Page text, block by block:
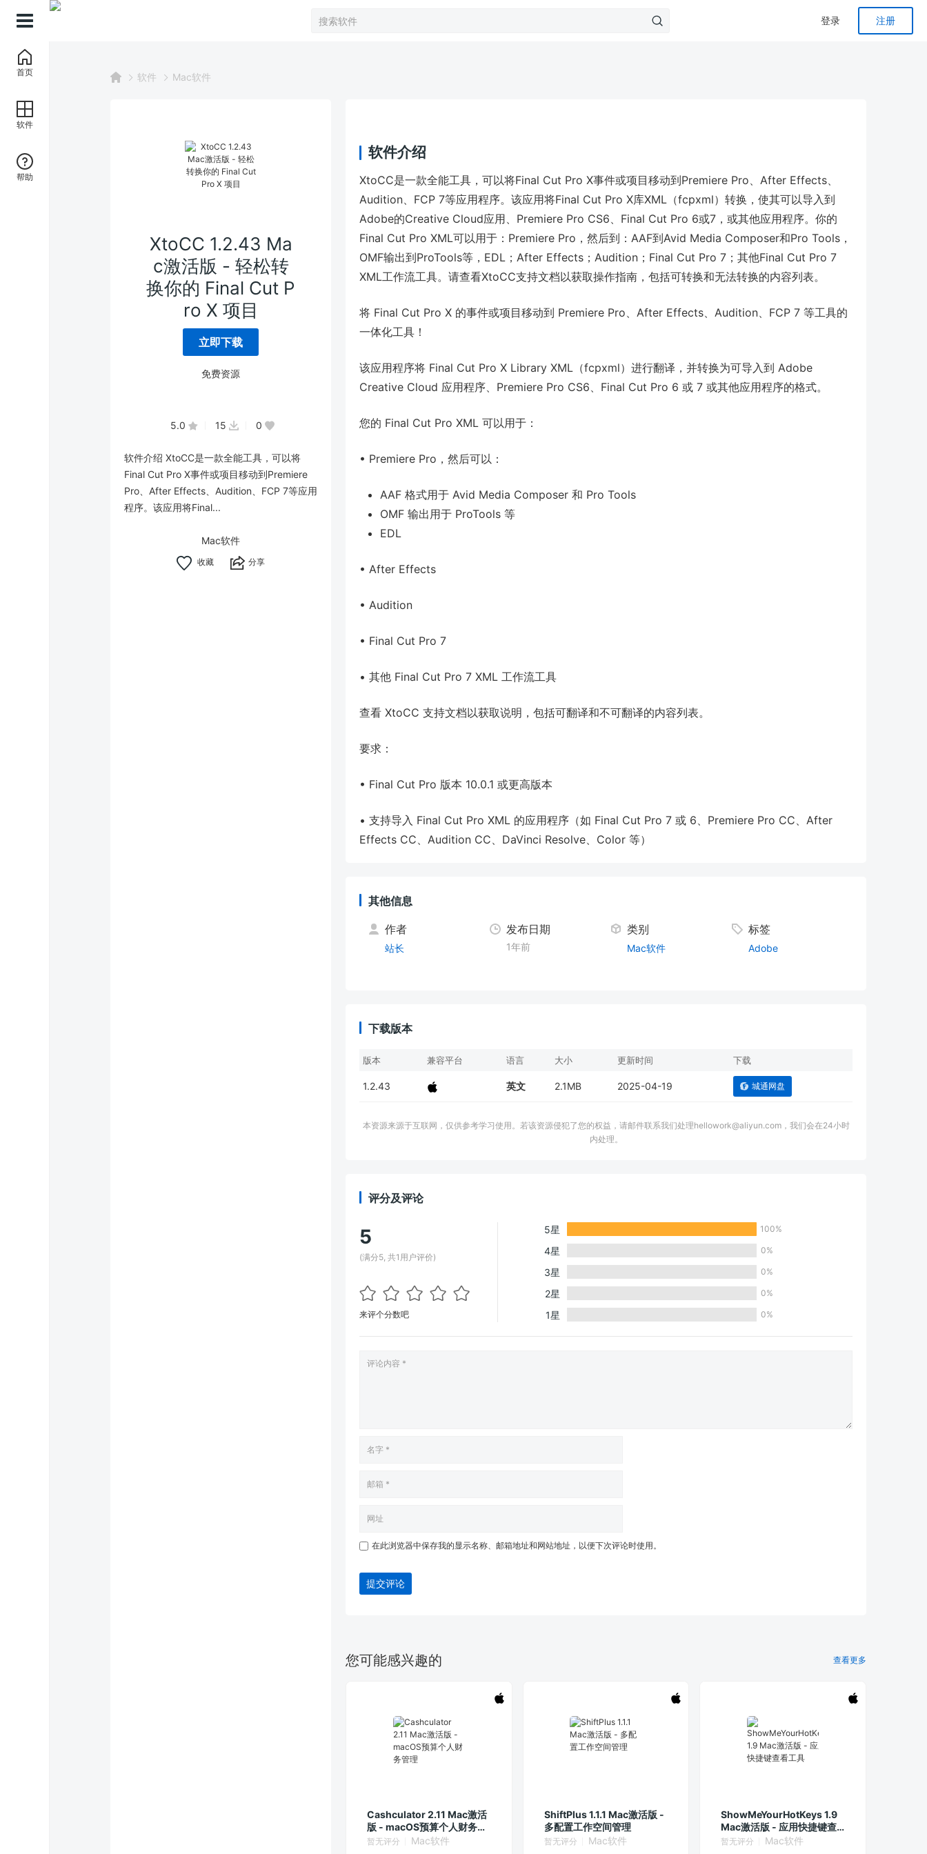
登录 注册
软件 Mac软件
XtoCC 1.2.43 Ma
c激活版 - 轻松转
换你的 Final Cut P
ro X 项目
立即下载
免费资源
5.0 15 0
软件介绍 XtoCC是一款全能工具，可以将
Final Cut Pro X事件或项目移动到Premiere
Pro、After Effects、Audition、FCP 7等应用
程序。该应用将Final...
Mac软件
分享
软件介绍
XtoCC是一款全能工具，可以将Final Cut Pro X事件或项目移动到Premiere Pro、After Effects、
Audition、FCP 7等应用程序。该应用将Final Cut Pro X库XML（fcpxml）转换，使其可以导入到
Adobe的Creative Cloud应用、Premiere Pro CS6、Final Cut Pro 6或7，或其他应用程序。你的
Final Cut Pro XML可以用于：Premiere Pro，然后到：AAF到Avid Media Composer和Pro Tools，
OMF输出到ProTools等，EDL；After Effects；Audition；Final Cut Pro 7；其他Final Cut Pro 7
XML工作流工具。请查看XtoCC支持文档以获取操作指南，包括可转换和无法转换的内容列表。
将 Final Cut Pro X 的事件或项目移动到 Premiere Pro、After Effects、Audition、FCP 7 等工具的
一体化工具！
该应用程序将 Final Cut Pro X Library XML（fcpxml）进行翻译，并转换为可导入到 Adobe
Creative Cloud 应用程序、Premiere Pro CS6、Final Cut Pro 6 或 7 或其他应用程序的格式。
您的 Final Cut Pro XML 可以用于：
• Premiere Pro，然后可以：
AAF 格式用于 Avid Media Composer 和 Pro Tools
OMF 输出用于 ProTools 等
EDL
• After Effects
• Audition
• Final Cut Pro 7
• 其他 Final Cut Pro 7 XML 工作流工具
查看 XtoCC 支持文档以获取说明，包括可翻译和不可翻译的内容列表。
要求：
• Final Cut Pro 版本 10.0.1 或更高版本
• 支持导入 Final Cut Pro XML 的应用程序（如 Final Cut Pro 7 或 6、Premiere Pro CC、After
Effects CC、Audition CC、DaVinci Resolve、Color 等）
其他信息
作者
站长
发布日期
1年前
类别
Mac软件
标签
Adobe
下载版本
版本 兼容平台 语言 大小 更新时间 下载
1.2.43 英文 2.1MB 2025-04-19 城通网盘
本资源来源于互联网，仅供参考学习使用。若该资源侵犯了您的权益，请邮件联系我们处理hellowork@aliyun.com，我们会在24小时
内处理。
评分及评论
5
(满分5, 共1用户评价)
来评个分数吧
5星 100%
4星 0%
3星 0%
2星 0%
1星 0%
在此浏览器中保存我的显示名称、邮箱地址和网站地址，以便下次评论时使用。
提交评论
您可能感兴趣的 查看更多
Cashculator 2.11 Mac激活
版 - macOS预算个人财务管
理
暂无评分 Mac软件
ShiftPlus 1.1.1 Mac激活版 -
多配置工作空间管理
暂无评分 Mac软件
ShowMeYourHotKeys 1.9
Mac激活版 - 应用快捷键查
看工具
暂无评分 Mac软件
首页
软件
帮助